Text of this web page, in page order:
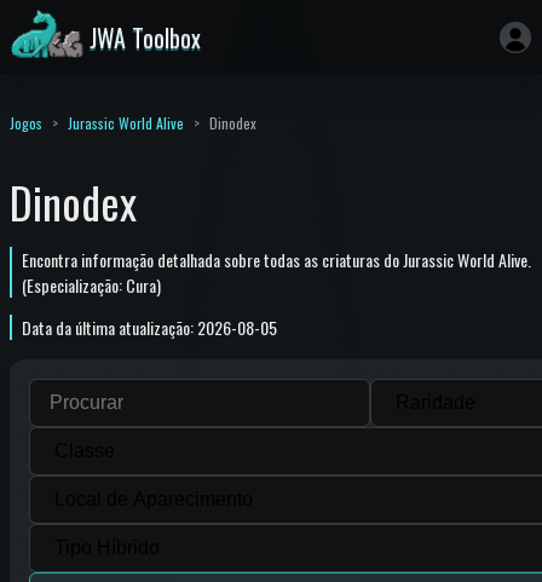
JWA Toolbox
Jogos Jurassic World Alive Dinodex
Dinodex
Encontra informação detalhada sobre todas as criaturas do Jurassic World Alive.
(Especialização: Cura)
Data da última atualização: 2026-08-05